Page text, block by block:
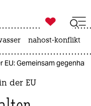

taz zahl ich
nahost-konflikt
EU: Gemeinsam
der EU